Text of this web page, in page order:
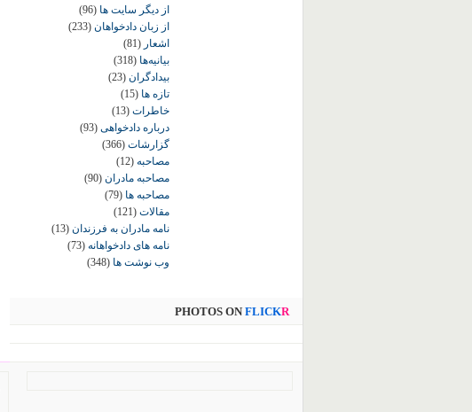
از دیگر سایت ها (96)
از زبان دادخواهان (233)
اشعار (81)
بیانیه‌ها (318)
بیدادگران (23)
تازه ها (15)
خاطرات (13)
درباره دادخواهی (93)
گزارشات (366)
مصاحبه (12)
مصاحبه مادران (90)
مصاحبه ها (79)
مقالات (121)
نامه مادران به فرزندان (13)
نامه های دادخواهانه (73)
وب نوشت ها (348)
PHOTOS ON FLICKR